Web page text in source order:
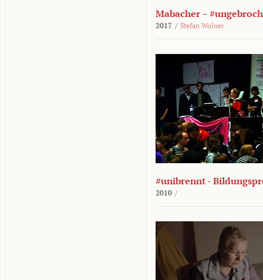
Mabacher –
2017 / Stefan Wolner
#unibrennt -
2010 /